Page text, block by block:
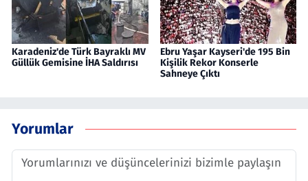
Karadeniz'de Türk Bayraklı MV
Güllük Gemisine İHA Saldırısı
Ebru Yaşar Kayseri'de 195 Bin
Kişilik Rekor Konserle
Sahneye Çıktı
Yorumlar